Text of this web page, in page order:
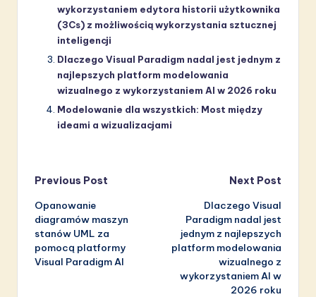
wykorzystaniem edytora historii użytkownika
(3Cs) z możliwością wykorzystania sztucznej
inteligencji
Dlaczego Visual Paradigm nadal jest jednym z
najlepszych platform modelowania
wizualnego z wykorzystaniem AI w 2026 roku
Modelowanie dla wszystkich: Most między
ideami a wizualizacjami
Post
navigation
Previous Post
Opanowanie
diagramów maszyn
stanów UML za
pomocą platformy
Visual Paradigm AI
Next Post
Dlaczego Visual
Paradigm nadal jest
jednym z najlepszych
platform modelowania
wizualnego z
wykorzystaniem AI w
2026 roku